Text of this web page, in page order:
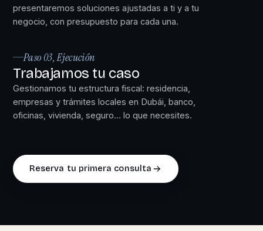
presentaremos soluciones ajustadas a ti y a tu
negocio, con presupuesto para cada una.
Paso 03, Ejecución
Trabajamos tu caso
Gestionamos tu estructura fiscal: residencia,
empresas y trámites locales en Dubái, banco,
oficinas, vivienda, seguro… lo que necesites.
Reserva tu primera consulta